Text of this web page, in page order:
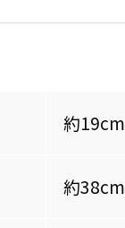
約19cm
約38cm